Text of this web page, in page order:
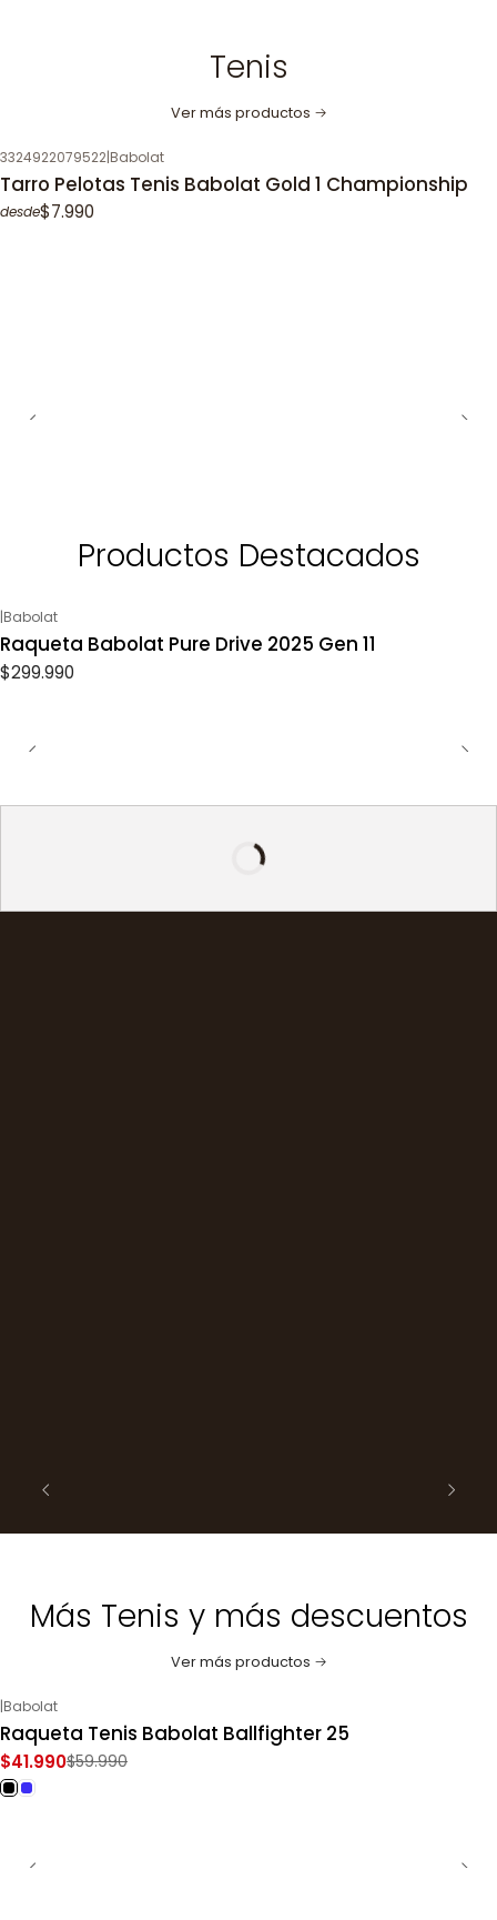
Tenis
Ver más productos
3324922079522|Babolat
Tarro Pelotas Tenis Babolat Gold 1 Championship
desde$7.990
Productos Destacados
|Babolat
Raqueta Babolat Pure Drive 2025 Gen 11
$299.990
Más Tenis y más descuentos
Ver más productos
-30%OFF
|Babolat
Raqueta Tenis Babolat Ballfighter 25
$41.990$59.990